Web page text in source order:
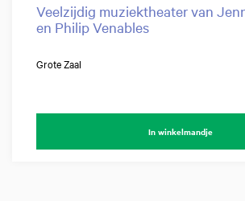
Veelzijdig muziektheater van
en Philip Venables
Grote Zaal
In winkelmandje